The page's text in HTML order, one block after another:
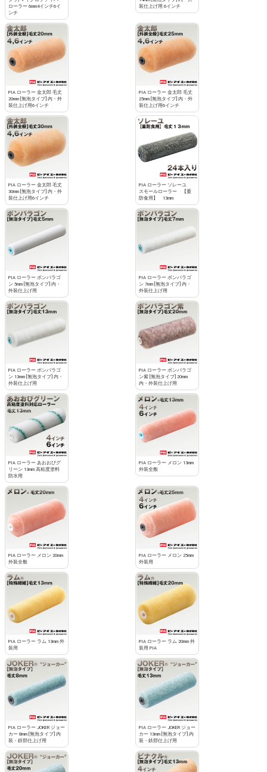
ローラー 6mm4インチ6イ
ンチ
装仕上げ用 6インチ
PIA ローラー 金太郎 毛丈
20mm [無泡タイプ] 内・外
装仕上げ用6インチ
PIA ローラー 金太郎 毛丈
25mm [無泡タイプ] 内・外
装仕上げ用6インチ
PIA ローラー 金太郎 毛丈
30mm [無泡タイプ] 内・外
装仕上げ用6インチ
PIA ローラー ソレーユ
スモールローラー 【重
防食用】 13mm
PIA ローラー ボンパラゴ
ン 5mm [無泡タイプ] 内・
外装仕上げ用
PIA ローラー ボンパラゴ
ン 7mm [無泡タイプ] 内・
外装仕上げ用
PIA ローラー ボンパラゴ
ン 13mm [無泡タイプ] 内・
外装仕上げ用
PIA ローラー ボンパラゴ
ン紫 [無泡タイプ] 20mm
内・外装仕上げ用
PIA ローラー あおおびグ
リーン 13mm 高粘度塗料
防水用
PIA ローラー メロン 13mm
外装全般
PIA ローラー メロン 20mm
外装全般
PIA ローラー メロン 25mm
外装用
PIA ローラー ラム 13mm 外
装用
PIA ローラー ラム 20mm 外
装用 PIA
PIA ローラー JOKER ジョー
カー 8mm [無泡タイプ] 内
装・鉄部仕上げ用
PIA ローラー JOKER ジョー
カー 13mm [無泡タイプ] 内
装・鉄部仕上げ用